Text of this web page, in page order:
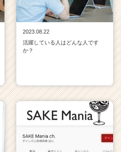
2023.08.22
活躍している人はどんな人です
か？